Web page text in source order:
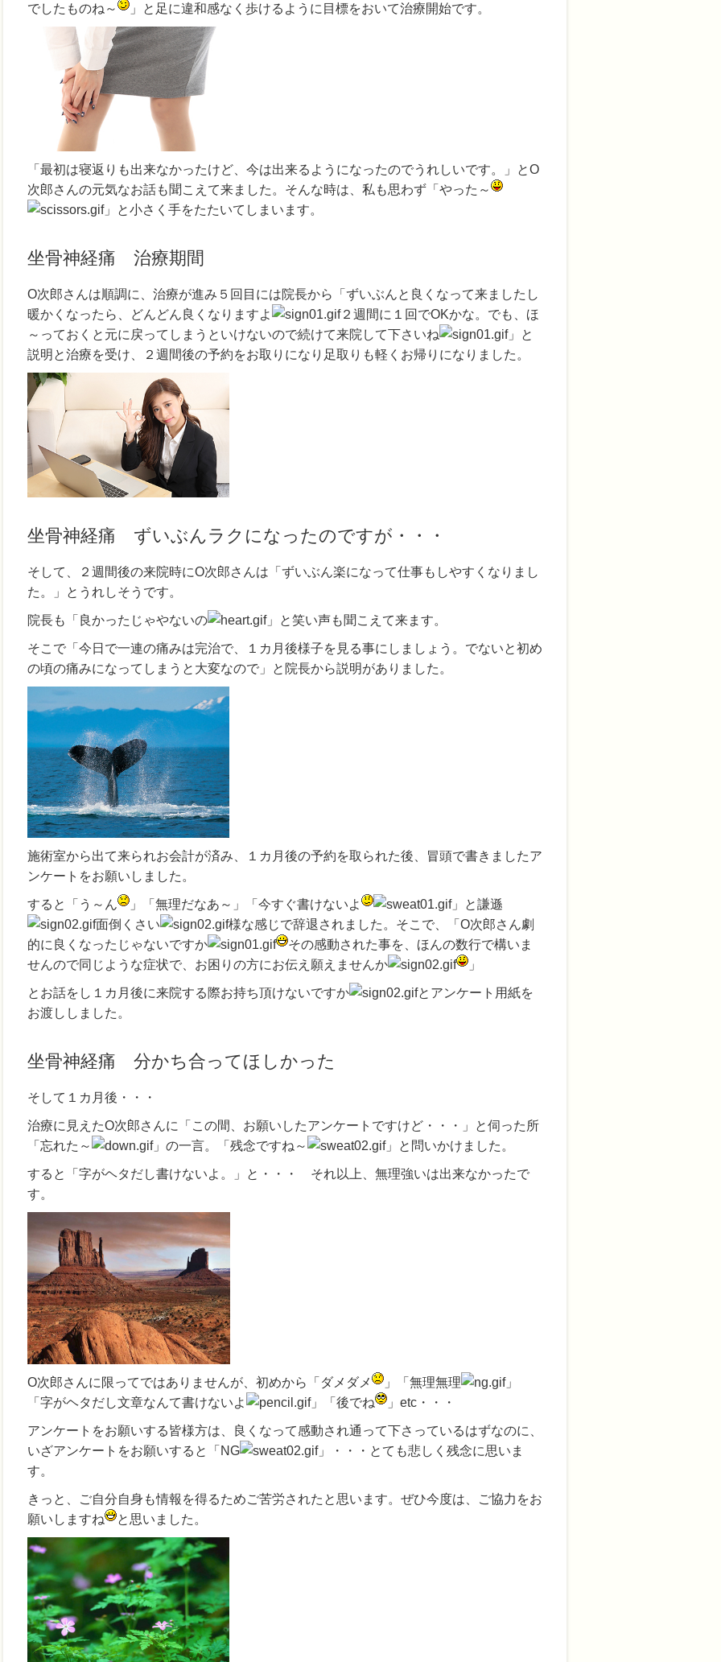
でしたものね～
」と足に違和感なく歩けるように目標をおいて治療開始です。
「最初は寝返りも出来なかったけど、今は出来るようになったのでうれしいです。」とO
次郎さんの元気なお話も聞こえて来ました。そんな時は、私も思わず「やった～
」と小さく手をたたいてしまいます。
坐骨神経痛 治療期間
O次郎さんは順調に、治療が進み５回目には院長から「ずいぶんと良くなって来ましたし
暖かくなったら、どんどん良くなりますよ
２週間に１回でOKかな。でも、ほ
～っておくと元に戻ってしまうといけないので続けて来院して下さいね
」と
説明と治療を受け、２週間後の予約をお取りになり足取りも軽くお帰りになりました。
坐骨神経痛 ずいぶんラクになったのですが・・・
そして、２週間後の来院時にO次郎さんは「ずいぶん楽になって仕事もしやすくなりまし
た。」とうれしそうです。
院長も「良かったじゃやないの 」と笑い声も聞こえて来ます。
そこで「今日で一連の痛みは完治で、１カ月後様子を見る事にしましょう。でないと初め
の頃の痛みになってしまうと大変なので」と院長から説明がありました。
施術室から出て来られお会計が済み、１カ月後の予約を取られた後、冒頭で書きましたア
ンケートをお願いしました。
すると「う～ん 」「無理だなあ～」「今すぐ書けないよ
」と謙遜
面倒くさい
様な感じで辞退されました。そこで、「O次郎さん劇
的に良くなったじゃないですか
その感動された事を、ほんの数行で構いま
せんので同じような症状で、お困りの方にお伝え願えませんか
」
とお話をし１カ月後に来院する際お持ち頂けないですか
とアンケート用紙を
お渡ししました。
坐骨神経痛 分かち合ってほしかった
そして１カ月後・・・
治療に見えたO次郎さんに「この間、お願いしたアンケートですけど・・・」と伺った所
「忘れた～
」の一言。「残念ですね～ 」と問いかけました。
すると「字がヘタだし書けないよ。」と・・・ それ以上、無理強いは出来なかったで
す。
O次郎さんに限ってではありませんが、初めから「ダメダメ 」「無理無理
」
「字がヘタだし文章なんて書けないよ
」「後でね 」etc・・・
アンケートをお願いする皆様方は、良くなって感動され通って下さっているはずなのに、
いざアンケートをお願いすると「NG
」・・・とても悲しく残念に思いま
す。
きっと、ご自分自身も情報を得るためご苦労されたと思います。ぜひ今度は、ご協力をお
願いしますね
と思いました。